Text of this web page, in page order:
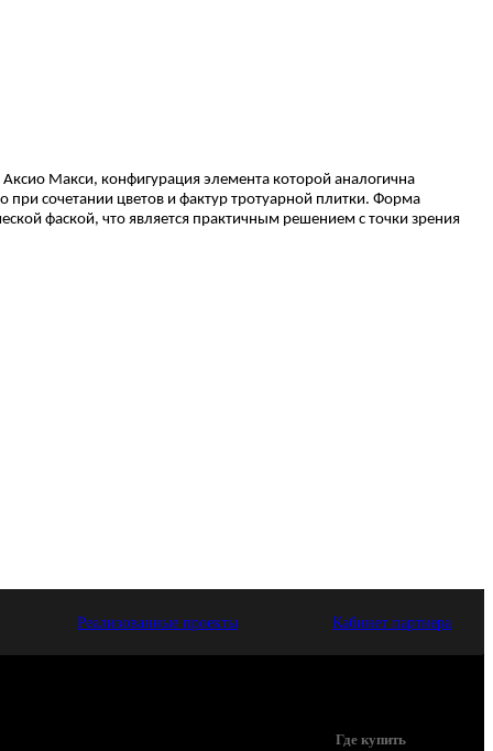
Макси, конфигурация элемента которой аналогична
сочетании цветов и фактур тротуарной плитки. Форма
фаской, что является практичным решением с точки зрения
Реализованные проекты Кабинет партнера
Где купить